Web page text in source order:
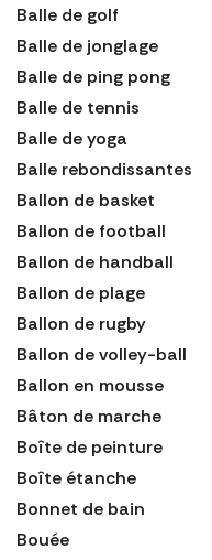
Balle de golf
Balle de jonglage
Balle de ping pong
Balle de tennis
Balle de yoga
Balle rebondissantes
Ballon de basket
Ballon de football
Ballon de handball
Ballon de plage
Ballon de rugby
Ballon de volley-ball
Ballon en mousse
Bâton de marche
Boîte de peinture
Boîte étanche
Bonnet de bain
Bouée